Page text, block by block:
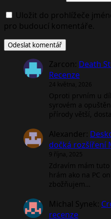
Uložit do prohlížeče
pro budoucí komentáře.
Zarcon: Death
Recenze
24 května, 2026
Oproti prvním u
syrovém a
přírody větší,
Alexander:
dočká rozšíření
9 října, 2025
Zdravím mám
hrám ako na PC
zbožňujem…
Michal Synek:
recenze